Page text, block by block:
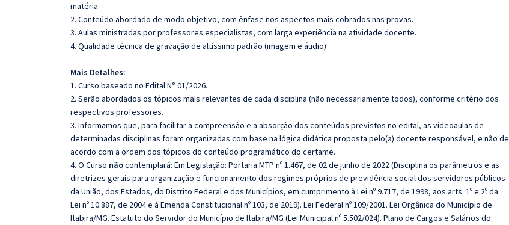
matéria.
2. Conteúdo abordado de modo objetivo, com ênfase nos aspectos mais cobrados nas provas.
3. Aulas ministradas por professores especialistas, com larga experiência na atividade docente.
4. Qualidade técnica de gravação de altíssimo padrão (imagem e áudio)
Mais Detalhes:
1. Curso baseado no Edital N° 01/2026.
2. Serão abordados os tópicos mais relevantes de cada disciplina (não necessariamente todos), conforme critério dos
respectivos professores.
3. Informamos que, para facilitar a compreensão e a absorção dos conteúdos previstos no edital, as videoaulas de
determinadas disciplinas foram organizadas com base na lógica didática proposta pelo(a) docente responsável, e não de
acordo com a ordem dos tópicos do conteúdo programático do certame.
4. O Curso nãocontemplará: Em Legislação: Portaria MTP nº 1.467, de 02 de junho de 2022 (Disciplina os parâmetros e as
diretrizes gerais para organização e funcionamento dos regimes próprios de previdência social dos servidores públicos
da União, dos Estados, do Distrito Federal e dos Municípios, em cumprimento à Lei nº 9.717, de 1998, aos arts. 1º e 2º da
Lei nº 10.887, de 2004 e à Emenda Constitucional nº 103, de 2019). Lei Federal nº 109/2001. Lei Orgânica do Município de
Itabira/MG. Estatuto do Servidor do Município de Itabira/MG (Lei Municipal nº 5.502/024). Plano de Cargos e Salários do